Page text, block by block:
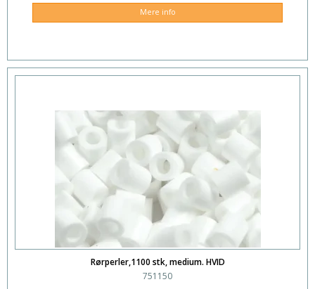
Mere info
Rørperler,1100 stk, medium. HVID
751150